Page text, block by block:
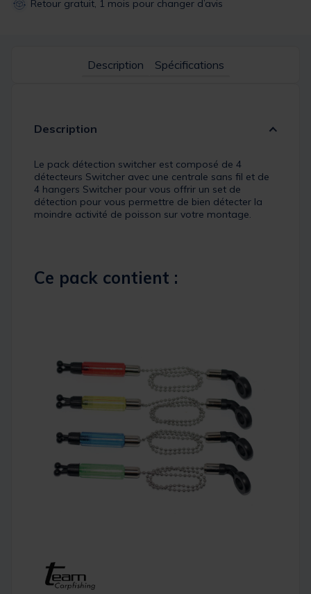
Retour gratuit, 1 mois pour changer d’avis
Description Spécifications
Description
Le pack détection switcher est composé de 4
détecteurs Switcher avec une centrale sans fil et de
4 hangers Switcher pour vous offrir un set de
détection pour vous permettre de bien détecter la
moindre activité de poisson sur votre montage.
Ce pack contient :